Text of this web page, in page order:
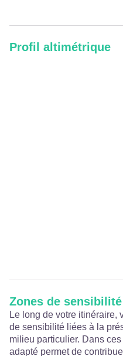
Profil altimétrique
Zones de
Le long de votre itinéraire,
de sensibilité liées à la
milieu particulier. Dans
adapté permet de